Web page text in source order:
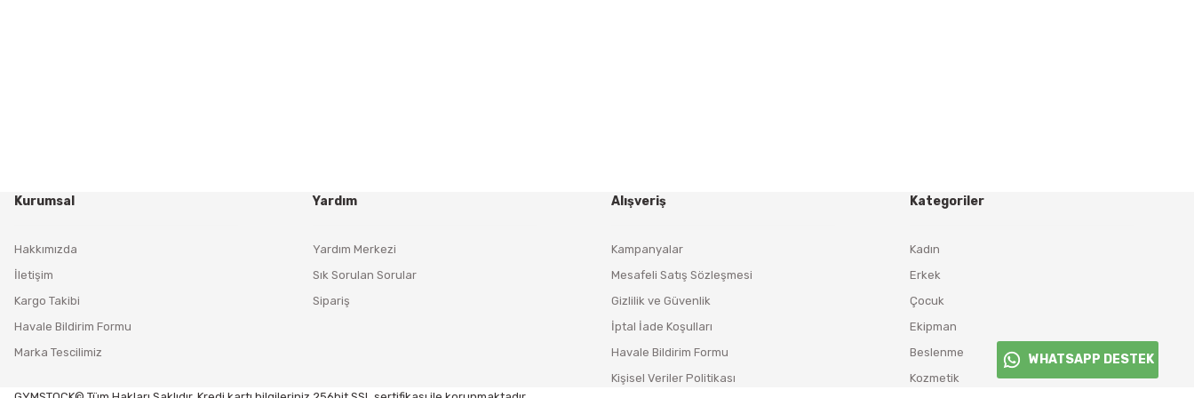
Kurumsal
Hakkımızda
İletişim
Kargo Takibi
Havale Bildirim Formu
Marka Tescilimiz
Yardım
Yardım Merkezi
Sık Sorulan Sorular
Sipariş
Alışveriş
Kampanyalar
Mesafeli Satış Sözleşmesi
Gizlilik ve Güvenlik
İptal İade Koşulları
Havale Bildirim Formu
Kişisel Veriler Politikası
Kategoriler
Kadın
Erkek
Çocuk
Ekipman
Beslenme
Kozmetik
WHATSAPP DESTEK